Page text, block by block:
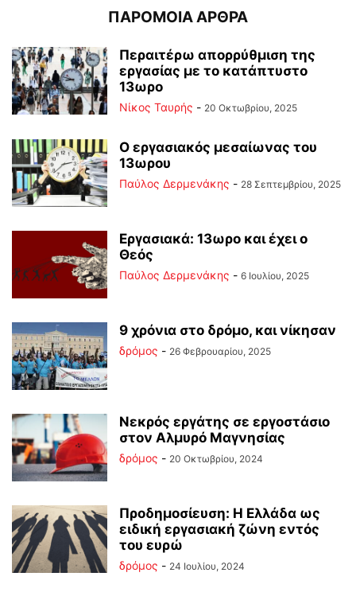
ΠΑΡΟΜΟΙΑ ΑΡΘΡΑ
Περαιτέρω απορρύθμιση της
εργασίας με το κατάπτυστο
13ωρο
Νίκος Ταυρής - 20 Οκτωβρίου, 2025
Ο εργασιακός μεσαίωνας του
13ωρου
Παύλος Δερμενάκης - 28 Σεπτεμβρίου, 2025
Εργασιακά: 13ωρο και έχει ο
Θεός
Παύλος Δερμενάκης - 6 Ιουλίου, 2025
9 χρόνια στο δρόμο, και νίκησαν
δρόμος - 26 Φεβρουαρίου, 2025
Νεκρός εργάτης σε εργοστάσιο
στον Αλμυρό Μαγνησίας
δρόμος - 20 Οκτωβρίου, 2024
Προδημοσίευση: Η Ελλάδα ως
ειδική εργασιακή ζώνη εντός
του ευρώ
δρόμος - 24 Ιουλίου, 2024